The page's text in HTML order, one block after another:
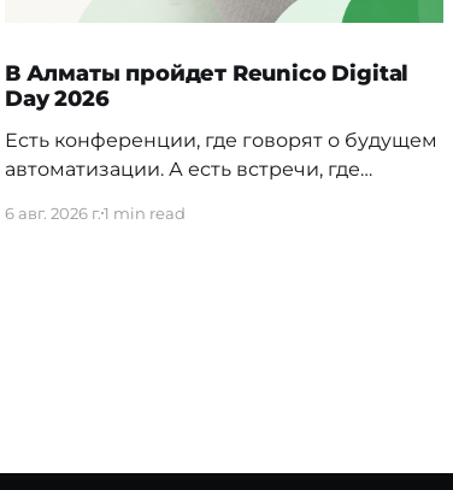
В Алматы пройдет Reunico Digital
Day 2026
Есть конференции, где говорят о будущем
автоматизации. А есть встречи, где
внутри реальных компаний. 24 сентября в
6 авг. 2026 г.1 min read